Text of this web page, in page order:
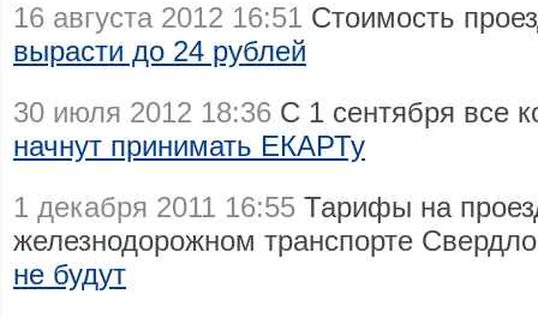
16 августа 2012 16:51 Стоимость
вырасти до 24 рублей
30 июля 2012 18:36 С 1 сентября все
начнут принимать ЕКАРТу
1 декабря 2011 16:55 Тарифы на
железнодорожном транспорте
не будут